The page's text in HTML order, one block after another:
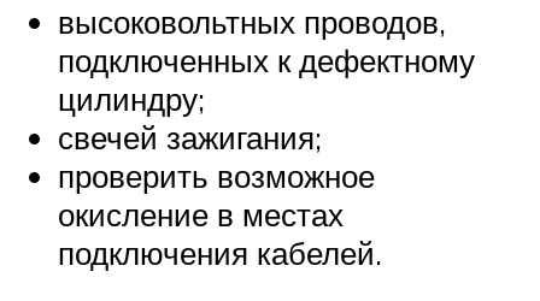
высоковольтных проводов,
подключенных к дефектному
цилиндру;
свечей зажигания;
проверить возможное
окисление в местах
подключения кабелей.